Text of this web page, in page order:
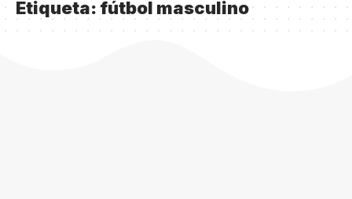
Etiqueta:fútbol masculino